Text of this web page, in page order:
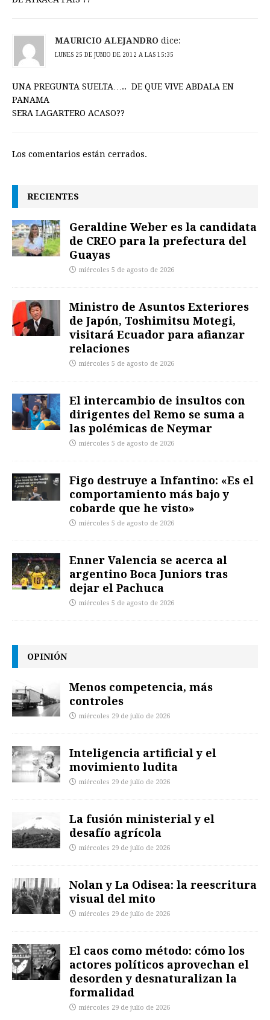
MAURICIO ALEJANDRO dice:
LUNES 25 DE JUNIO DE 2012 A LAS 15:35
UNA PREGUNTA SUELTA….. DE QUE VIVE ABDALA EN
PANAMA
SERA LAGARTERO ACASO??
Los comentarios están cerrados.
RECIENTES
Geraldine Weber es la candidata
de CREO para la prefectura del
Guayas
miércoles 5 de agosto de 2026
Ministro de Asuntos Exteriores
de Japón, Toshimitsu Motegi,
visitará Ecuador para afianzar
relaciones
miércoles 5 de agosto de 2026
El intercambio de insultos con
dirigentes del Remo se suma a
las polémicas de Neymar
miércoles 5 de agosto de 2026
Figo destruye a Infantino: «Es el
comportamiento más bajo y
cobarde que he visto»
miércoles 5 de agosto de 2026
Enner Valencia se acerca al
argentino Boca Juniors tras
dejar el Pachuca
miércoles 5 de agosto de 2026
OPINIÓN
Menos competencia, más
controles
miércoles 29 de julio de 2026
Inteligencia artificial y el
movimiento ludita
miércoles 29 de julio de 2026
La fusión ministerial y el
desafío agrícola
miércoles 29 de julio de 2026
Nolan y La Odisea: la reescritura
visual del mito
miércoles 29 de julio de 2026
El caos como método: cómo los
actores políticos aprovechan el
desorden y desnaturalizan la
formalidad
miércoles 29 de julio de 2026